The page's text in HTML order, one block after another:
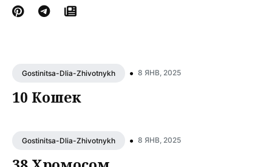
Gostinitsa-Dlia-Zhivotnykh • 8 ЯНВ, 2025
10 Кошек
Gostinitsa-Dlia-Zhivotnykh • 8 ЯНВ, 2025